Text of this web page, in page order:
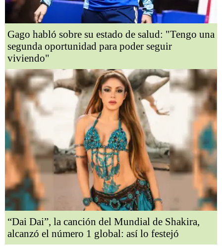
Gago habló sobre su estado de salud: "Tengo una
segunda oportunidad para poder seguir
viviendo"
“Dai Dai”, la canción del Mundial de Shakira,
alcanzó el número 1 global: así lo festejó